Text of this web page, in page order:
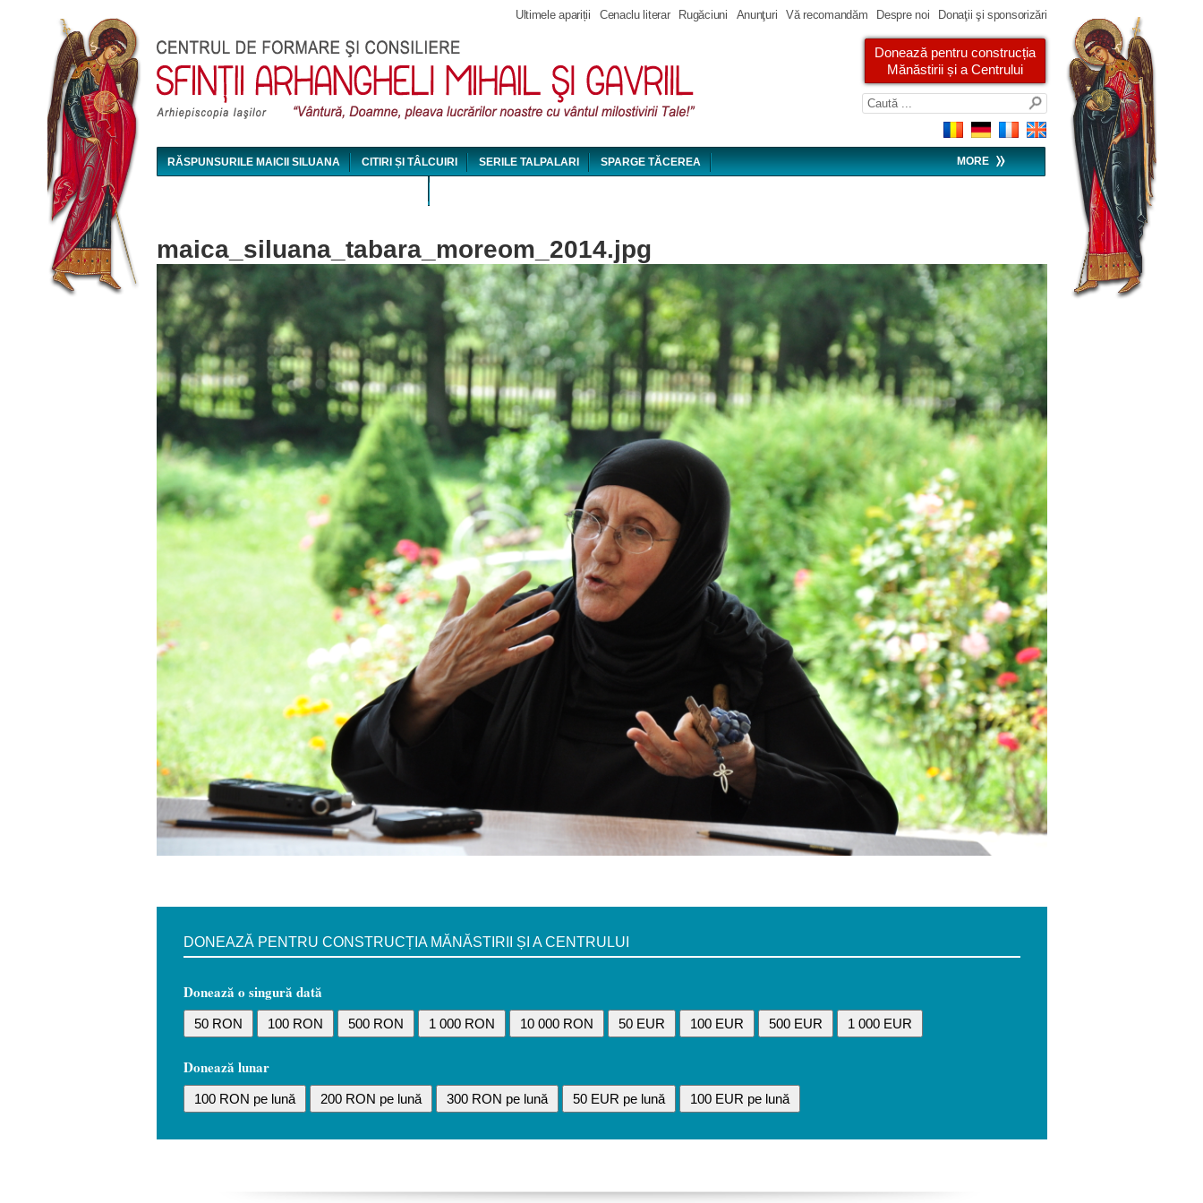
Jump to navigation
Ultimele apariții Cenaclu literar Rugăciuni Anunţuri Vă recomandăm Despre noi Donaţii şi sponsorizări
Donează pentru construcția
Mănăstirii și a Centrului
RĂSPUNSURILE MAICII SILUANA CITIRI ȘI TÂLCUIRI SERILE TALPALARI SPARGE TĂCEREA MORE
maica_siluana_tabara_moreom_2014.jpg
DONEAZĂ PENTRU CONSTRUCȚIA MĂNĂSTIRII ȘI A CENTRULUI
Donează o singură dată
50 RON 100 RON 500 RON 1 000 RON 10 000 RON 50 EUR 100 EUR 500 EUR 1 000 EUR
Donează lunar
100 RON pe lună 200 RON pe lună 300 RON pe lună 50 EUR pe lună 100 EUR pe lună